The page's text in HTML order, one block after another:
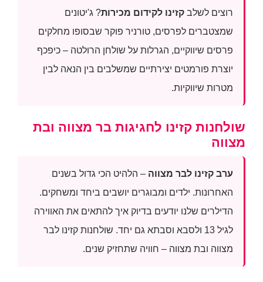
רוצים לשלב קזינו לקידום מכירות? ג'יטונים
שמצטברים לפרסים, טורניר פוקר שבסופו מחלקים
פרסים שיווקיים, הגרלות על שולחן הרולטה – כיפכף
יוצרת פורמטים יצירתיים שמשלבים בין הנאה לבין
מטרות שיווקיות.
שולחנות קזינו לחגיגות בר מצווה ובת
מצווה
ערב קזינו לבר מצווה – הלהיט הכי גדול בשנים
האחרונות. ילדים ומבוגרים יושבים ביחד ומשחקים.
הדילרים שלנו יודעים בדיוק איך להתאים את האווירה
לגיל 13 ולסבא וסבתא גם יחד. שולחנות קזינו לבר
מצווה ובת מצווה – חוויה שתחזיק שנים.